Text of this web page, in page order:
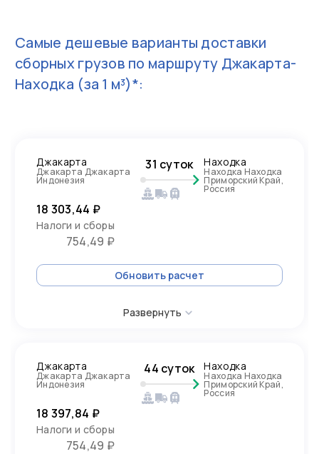
Самые дешевые варианты доставки
сборных грузов по маршруту Джакарта-
Находка (за 1 м³)*:
Джакарта
Джакарта Джакарта
Индонезия
31 суток Находка
Находка Находка
Приморский Край,
Россия
18 303,44 ₽
Налоги и сборы
754,49 ₽
Обновить расчет
Развернуть
Джакарта
Джакарта Джакарта
Индонезия
44 суток Находка
Находка Находка
Приморский Край,
Россия
18 397,84 ₽
Налоги и сборы
754,49 ₽